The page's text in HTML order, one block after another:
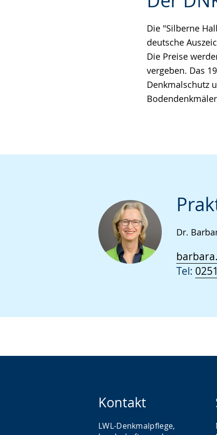
Die "Silberne
deutsche
Die Preise
vergeben. Das
Denkmalschutz
wechseln.
Deutscher
wird
angezeigt.
Dr.
Tel:
Kontakt
LWL-Denkmalpflege,